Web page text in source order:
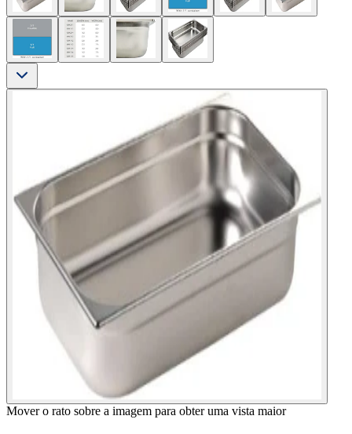
Mover o rato sobre a imagem para obter uma vista maior